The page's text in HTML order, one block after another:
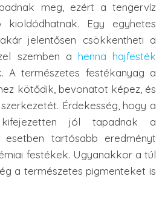
meg, ezért a tengervíz
kioldódhatnak. Egy egyhetes
jelentősen csökkentheti a
szemben a henna hajfesték
A természetes festékanyag a
kötődik, bevonatot képez, és
Érdekesség, hogy a
jól tapadnak a
tartósabb eredményt
festékek. Ugyanakkor a túl
a természetes pigmenteket is